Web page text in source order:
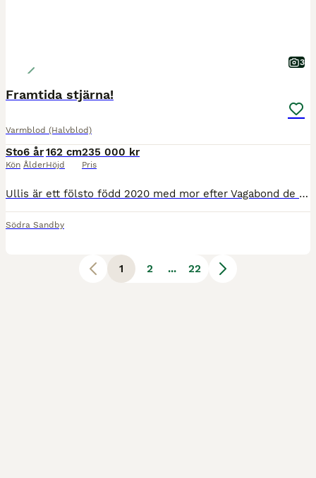
3
Framtida stjärna!
Varmblod (Halvblod)
Sto
Kön
6 år
Ålder
162 cm
Höjd
235 000 kr
Pris
Ullis är ett fölsto född 2020 med mor efter Vagabond de la Pomme, ädel modern typ, ca 162cm Detta fina sto besitter stora kvaliteter och har enorm utvecklingspotential. Är i dagsläget grön, men med m
Södra Sandby
1 2 ... 22